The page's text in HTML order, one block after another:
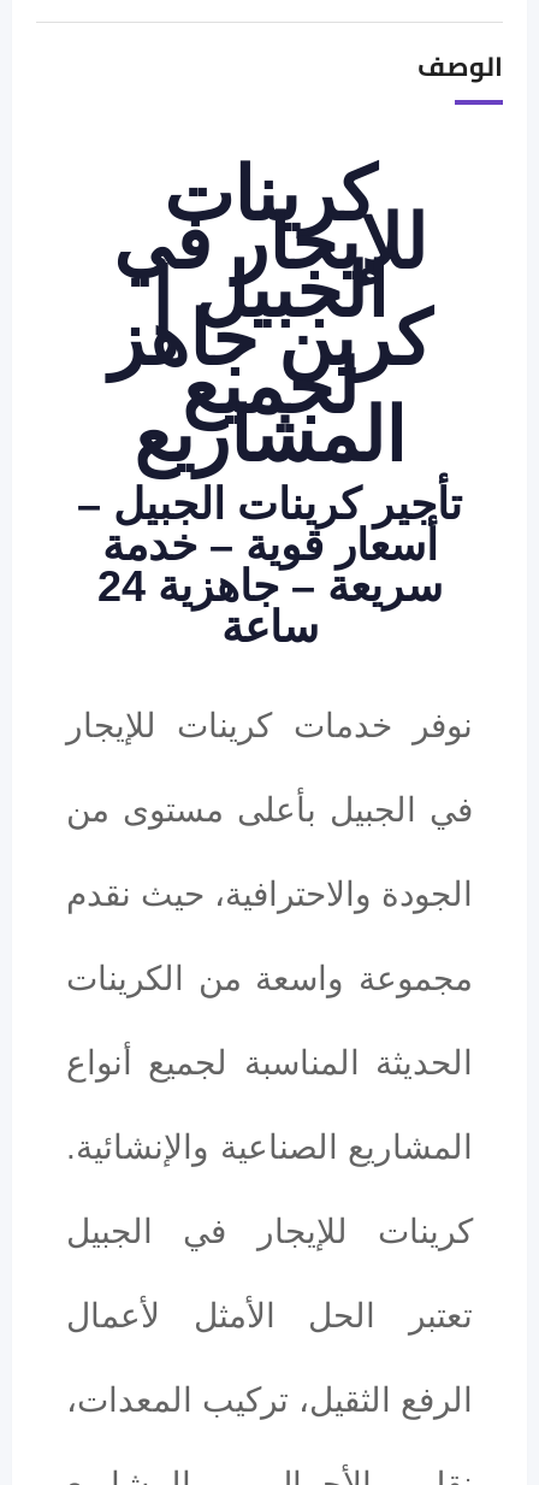
الوصف
كرينات
للإيجار في
الجبيل |
كرين جاهز
لجميع
المشاريع
تأجير كرينات الجبيل –
أسعار قوية – خدمة
سريعة – جاهزية 24
ساعة
نوفر خدمات كرينات للإيجار
في الجبيل بأعلى مستوى من
الجودة والاحترافية، حيث نقدم
مجموعة واسعة من الكرينات
الحديثة المناسبة لجميع أنواع
المشاريع الصناعية والإنشائية.
كرينات للإيجار في الجبيل
تعتبر الحل الأمثل لأعمال
الرفع الثقيل، تركيب المعدات،